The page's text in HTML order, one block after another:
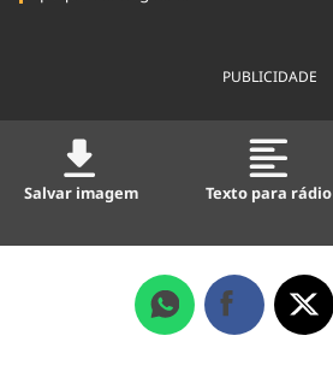
PUBLICIDADE
Salvar imagem Texto para rádio